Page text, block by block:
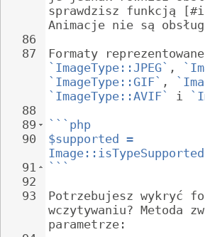
86
87
88
89
90
91
92
93
sprawdzisz funkcją
Animacje nie są
Formaty
`ImageType::JPEG` ,
`ImageType::GIF` ,
`ImageType::AVIF`
i
```php
$supported =
```
Potrzebujesz wykryć
wczytywaniu? Metoda
parametrze: